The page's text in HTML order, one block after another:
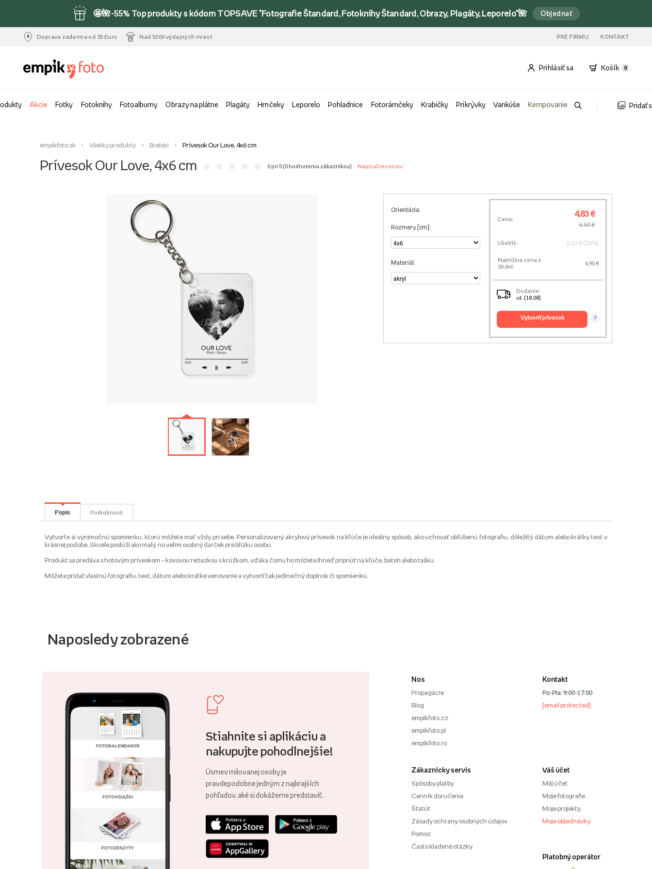
🤩🌺-55% Top produkty s kódom TOPSAVE *Fotografie Štandard, Fotoknihy Štandard, Obrazy, Plagáty, Leporelo*🌺 Objednať
Doprava zadarma od 35 Euro Nad 5000 výdajných miest PRE FIRMU KONTAKT
Prihlásiť sa Košík 0
Akcie Fotky Fotoknihy Fotoalbumy Obrazy na plátne Plagáty Hrnčeky Leporelo Pohladnice Fotorámčeky Krabičky Prikrývky Vankúše Kempovanie Pridať
empikfoto.sk Všetky produkty Breloki Prívesok Our Love, 4x6 cm
Prívesok Our Love, 4x6 cm 0 pri 5 (0 hodnotenia zákazníkov) Napísať recenziu
Orientácia:
Rozmery [cm]:
Materiál:
Cena:
4,83 €
6,90 €
Ušetríš: 2,07 € (30%)
Najnižšia cena z
30 dní:
6,90 €
Dodanie:
ut. (18.08)
vytvoriť prívesok ?
Popis Podrobnosti
Vytvorte si výnimočnú spomienku, ktorú môžete mať vždy pri sebe. Personalizovaný akrylový prívesok na kľúče je ideálny spôsob, ako uchovať obľúbenú fotografiu, dôležitý dátum alebo krátky text v
krásnej podobe. Skvele poslúži ako malý, no veľmi osobný darček pre blízku osobu.
Produkt sa predáva s hotovým príveskom – kovovou retiazkou s krúžkom, vďaka čomu ho môžete ihneď pripnúť na kľúče, batoh alebo tašku.
Môžete pridať vlastnú fotografiu, text, dátum alebo krátke venovanie a vytvoriť tak jedinečný doplnok či spomienku.
Naposledy zobrazené
Stiahnite si aplikáciu a
nakupujte pohodlnejšie!
Úsmev milovanej osoby je
pravdepodobne jedným z najkrajších
pohľadov, aké si dokážeme predstaviť.
Nos
Propagácie
Blog
empikfoto.cz
empikfoto.pl
empikfoto.ro
Zákaznícky servis
Spôsoby platby
Cenník doručenia
Štatút
Zásady ochrany osobných údajov
Pomoc
Často kladené otázky
Kontakt
Po-Pia: 9:00-17:00
[email protected]
Váš účet
Môj účet
Moje fotografie
Moje projekty
Moje objednávky
Platobný operátor